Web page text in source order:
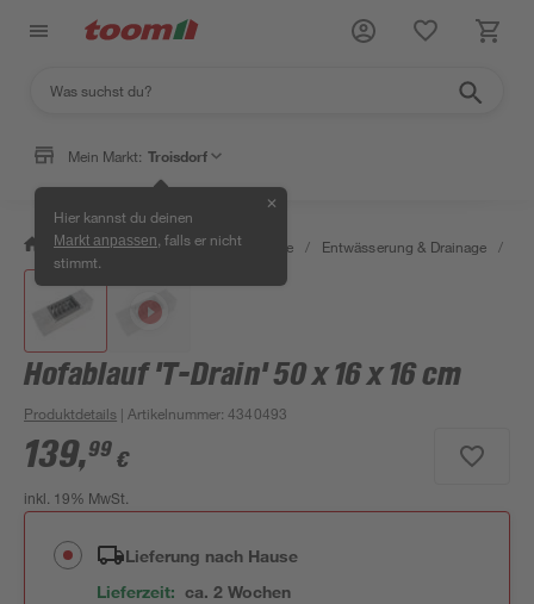
Mein Markt: Troisdorf
Hier kannst du deinen
Markt anpassen , falls er nicht
stimmt.
✕
/ Bauen & Renovieren / Baustoffe / Entwässerung & Drainage /
Hofablauf 'T-Drain' 50 x 16 x 16 cm
Produktdetails | Artikelnummer:4340493
139,99 €
inkl. 19% MwSt.
Lieferung nach Hause
Lieferzeit: ca. 2 Wochen